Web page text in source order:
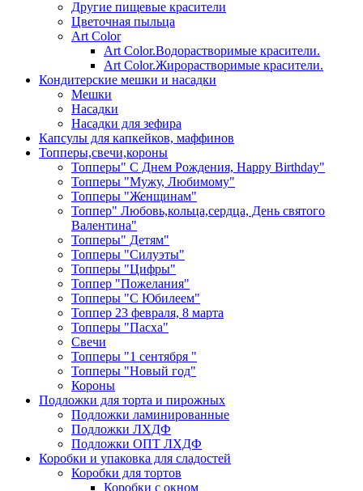
Другие пищевые красители
Цветочная пыльца
Art Color
Art Color.Водорастворимые красители.
Art Color.Жирорастворимые красители.
Кондитерские мешки и насадки
Мешки
Насадки
Насадки для зефира
Капсулы для капкейков, маффинов
Топперы,свечи,короны
Топперы" С Днем Рождения, Happy Birthday"
Топперы "Мужу, Любимому"
Топперы "Женщинам"
Топпер" Любовь,кольца,сердца, День святого
Валентина"
Топперы" Детям"
Топперы "Силуэты"
Топперы "Цифры"
Топпер "Пожелания"
Топперы "С Юбилеем"
Топпер 23 февраля, 8 марта
Топперы "Пасха"
Свечи
Топперы "1 сентября "
Топперы "Новый год"
Короны
Подложки для торта и пирожных
Подложки ламинированные
Подложки ЛХДФ
Подложки ОПТ ЛХДФ
Коробки и упаковка для сладостей
Коробки для тортов
Коробки с окном